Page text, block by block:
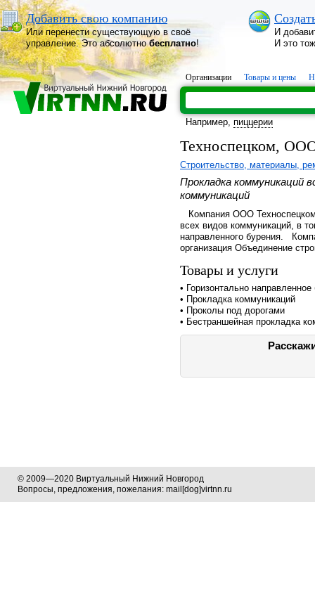
Добавить свою компанию
Или перенести существующую в своё
управление. Это абсолютнобесплатно!
И
И это
Организации Товары и цены
Например, пиццерии
Техноспецком,
Строительство, материалы,
Прокладка коммуникаций
коммуникаций
Компания ООО Техноспецком
всех видов коммуникаций, в
направленного бурения.
организация Объединение
Товары и услуги
• Горизонтально
• Прокладка коммуникаций
• Проколы под дорогами
• Бестраншейная прокладка
© 2009—2020 Виртуальный Нижний Новгород
Вопросы, предложения, пожелания: mail[dog]virtnn.ru